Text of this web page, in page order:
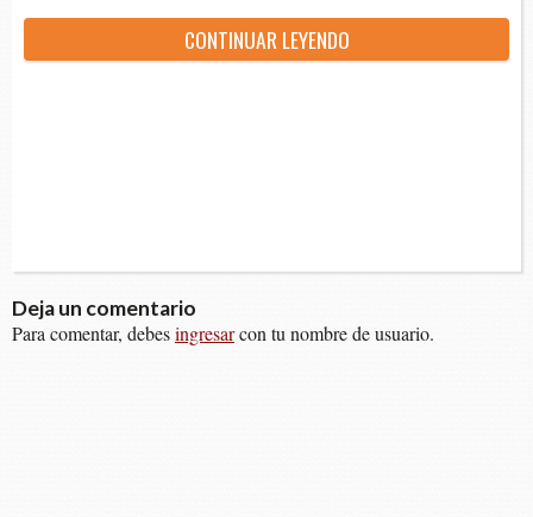
CON­TI­NUAR LEYENDO
Deja un comentario
Para comentar, debesingresarcon tu nombre de usuario.